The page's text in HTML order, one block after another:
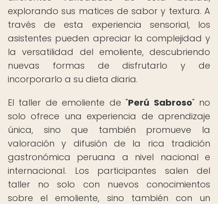
explorando sus matices de sabor y textura. A
través de esta experiencia sensorial, los
asistentes pueden apreciar la complejidad y
la versatilidad del emoliente, descubriendo
nuevas formas de disfrutarlo y de
incorporarlo a su dieta diaria.
El taller de emoliente de "Perú Sabroso" no
solo ofrece una experiencia de aprendizaje
única, sino que también promueve la
valoración y difusión de la rica tradición
gastronómica peruana a nivel nacional e
internacional. Los participantes salen del
taller no solo con nuevos conocimientos
sobre el emoliente, sino también con un